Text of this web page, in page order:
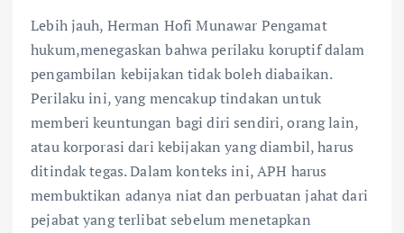
Lebih jauh, Herman Hofi Munawar Pengamat
hukum,menegaskan bahwa perilaku koruptif dalam
pengambilan kebijakan tidak boleh diabaikan.
Perilaku ini, yang mencakup tindakan untuk
memberi keuntungan bagi diri sendiri, orang lain,
atau korporasi dari kebijakan yang diambil, harus
ditindak tegas. Dalam konteks ini, APH harus
membuktikan adanya niat dan perbuatan jahat dari
pejabat yang terlibat sebelum menetapkan